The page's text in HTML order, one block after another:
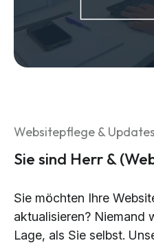
Websitepflege & Updates
Sie sind Herr &
Sie möchten Ihre
aktualisieren? Niemand
Lage, als Sie selbst.